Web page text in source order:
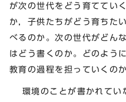
が次の世代をどう育ててい
か，子供たちがどう育ちた
べるのか。次の世代がどん
はどう書くのか。どのよう
教育の過程を担っていくの
環境のことが書かれてい